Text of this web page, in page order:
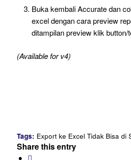
Buka kembali Accurate dan
excel dengan cara preview
ditampilan preview klik button/
(Available for v4)
Tags: Export ke Excel Tidak Bisa di
Share this entry